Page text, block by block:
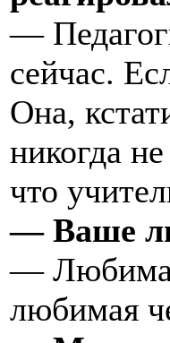
—
сейчас.
Она,
никогда
что
— Ваше
—
любимая